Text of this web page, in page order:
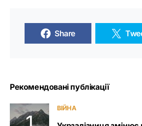
Share
Рекомендовані публікації
ВІЙНА